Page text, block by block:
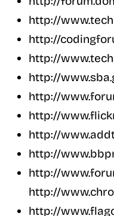
http://
http://
http://
http://
http://
http://
http://
http://
http://
http://
http://